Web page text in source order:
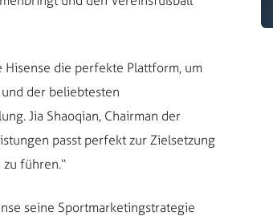
die perfekte Plattform, um
der beliebtesten
Jia Shaoqian, Chairman der
passt perfekt zur Zielsetzung
führen.“
seine Sportmarketingstrategie